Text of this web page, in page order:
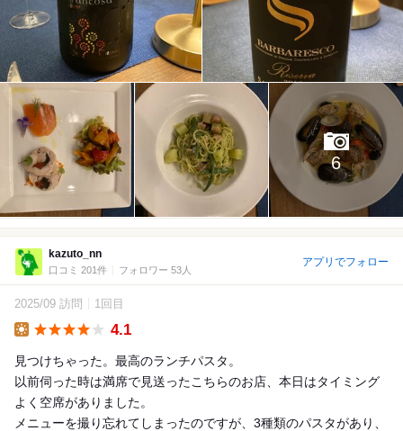
6
kazuto_nn
口コミ 201件 フォロワー 53人
アプリでフォロー
2025/09 訪問 1回目
4.1
見つけちゃった。最高のランチパスタ。
以前伺った時は満席で見送ったこちらのお店、本日はタイミング
よく空席がありました。
メニューを撮り忘れてしまったのですが、3種類のパスタがあり、